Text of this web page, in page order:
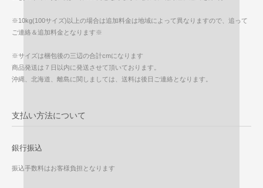
※10kg(100サイズ)以上の場合は追加料金は地域によって異なりますので、追って
ご連絡＆追加料金となります※
※サイズは梱包後の三辺の合計cmになります
商品発送は７日以内に発送させて頂いております。
沖縄、北海道、離島に関しましては、送料は後日ご連絡となります。
支払い方法について
銀行振込
振込手数料はお客様負担となります